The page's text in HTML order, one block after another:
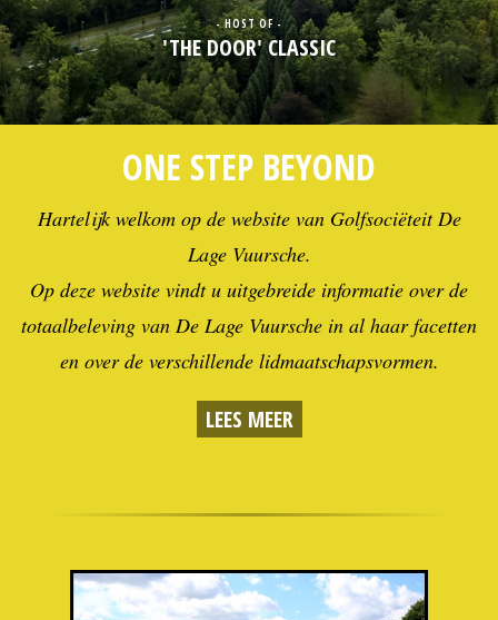
- HOST OF -
'THE DOOR' CLASSIC
ONE STEP BEYOND
Hartelijk welkom op de website van Golfsociëteit De
Lage Vuursche.
Op deze website vindt u uitgebreide informatie over de
totaalbeleving van De Lage Vuursche in al haar facetten
en over de verschillende lidmaatschapsvormen.
LEES MEER